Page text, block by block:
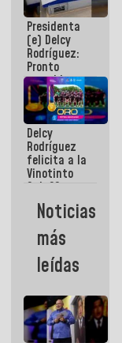
hacer
historia en
los
Centroamericanos
Presidenta
(e) Delcy
Rodríguez:
Pronto
restableceremos
las
operaciones
en el
Aeropuerto
Internacional
de
Maiquetía
Delcy
Rodríguez
felicita a la
Vinotinto
Sub 20
campeona
frente
México Sub
23 en los
Centroamericanos
Noticias
más
leídas